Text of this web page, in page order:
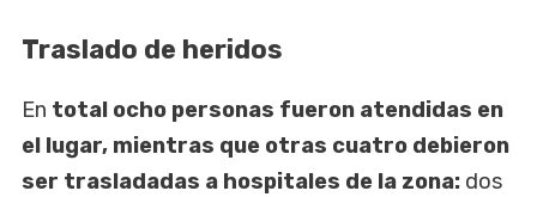
Traslado de heridos
En total ocho personas fueron atendidas en
el lugar, mientras que otras cuatro debieron
ser trasladadas a hospitales de la zona: dos